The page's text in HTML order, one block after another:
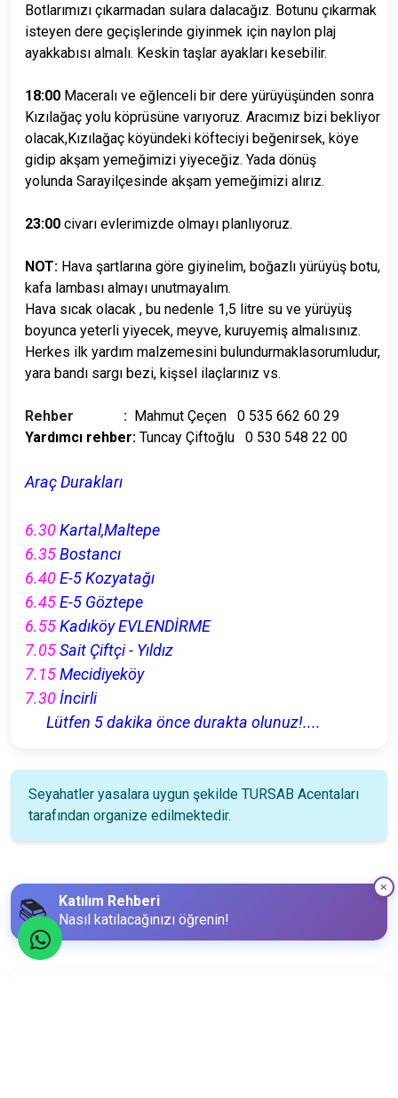
Botlarımızı çıkarmadan sulara dalacağız. Botunu çıkarmak
isteyen dere geçişlerinde giyinmek için naylon plaj
ayakkabısı almalı. Keskin taşlar ayakları kesebilir.
18:00 Maceralı ve eğlenceli bir dere yürüyüşünden sonra
Kızılağaç yolu köprüsüne varıyoruz. Aracımız bizi bekliyor
olacak,Kızılağaç köyündeki köfteciyi beğenirsek, köye
gidip akşam yemeğimizi yiyeceğiz. Yada dönüş
yolunda Sarayilçesinde akşam yemeğimizi alırız.
23:00 civarı evlerimizde olmayı planlıyoruz.
NOT: Hava şartlarına göre giyinelim, boğazlı yürüyüş botu,
kafa lambası almayı unutmayalım.
Hava sıcak olacak , bu nedenle 1,5 litre su ve yürüyüş
boyunca yeterli yiyecek, meyve, kuruyemiş almalısınız.
Herkes ilk yardım malzemesini bulundurmaklasorumludur,
yara bandı sargı bezi, kişsel ilaçlarınız vs.
Rehber : Mahmut Çeçen 0 535 662 60 29
Yardımcı rehber: Tuncay Çiftoğlu 0 530 548 22 00
Araç Durakları
6.30Kartal,Maltepe
6.35Bostancı
6.40E-5 Kozyatağı
6.45E-5 Göztepe
6.55Kadıköy EVLENDİRME
7.05Sait Çiftçi - Yıldız
7.15Mecidiyeköy
7.30İncirli
Lütfen 5 dakika önce durakta olunuz!....
Seyahatler yasalara uygun şekilde TURSAB Acentaları
tarafından organize edilmektedir.
📚
Katılım Rehberi
Nasıl katılacağınızı öğrenin!